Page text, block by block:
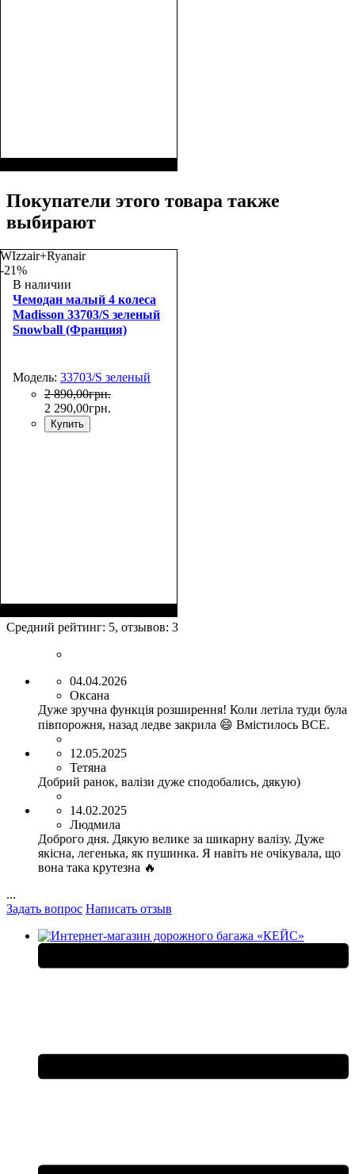
Покупатели этого товара также
выбирают
WIzzair+Ryanair
-21%
В наличии
Чемодан малый 4 колеса
Madisson 33703/S зеленый
Snowball (Франция)
Модель: 33703/S зеленый
2 890,00грн.
2 290,00грн.
Купить
55х36х20
Средний рейтинг: 5, отзывов: 3
04.04.2026
Оксана
Дуже зручна функція розширення! Коли летіла туди була
півпорожня, назад ледве закрила 😄 Вмістилось ВСЕ.
12.05.2025
Тетяна
Добрий ранок, валізи дуже сподобались, дякую)
14.02.2025
Людмила
Доброго дня. Дякую велике за шикарну валізу. Дуже
якісна, легенька, як пушинка. Я навіть не очікувала, що
вона така крутезна 🔥
...
Задать вопрос Написать отзыв